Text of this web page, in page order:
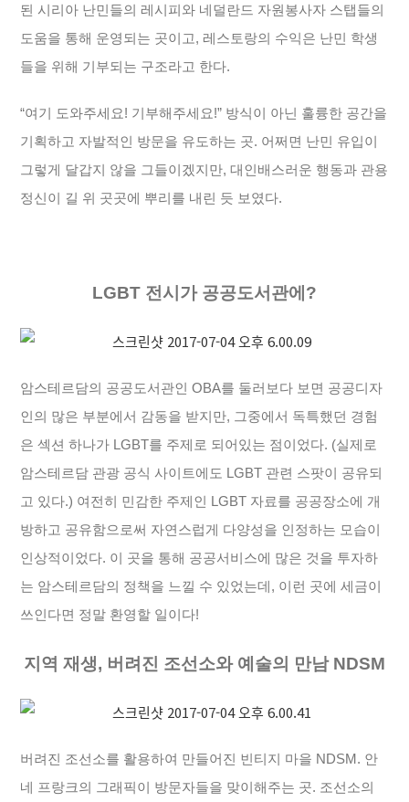
된 시리아 난민들의 레시피와 네덜란드 자원봉사자 스탭들의
도움을 통해 운영되는 곳이고, 레스토랑의 수익은 난민 학생
들을 위해 기부되는 구조라고 한다.
“여기 도와주세요! 기부해주세요!” 방식이 아닌 훌륭한 공간을
기획하고 자발적인 방문을 유도하는 곳. 어쩌면 난민 유입이
그렇게 달갑지 않을 그들이겠지만, 대인배스러운 행동과 관용
정신이 길 위 곳곳에 뿌리를 내린 듯 보였다.
LGBT 전시가 공공도서관에?
암스테르담의 공공도서관인 OBA를 둘러보다 보면 공공디자
인의 많은 부분에서 감동을 받지만, 그중에서 독특했던 경험
은 섹션 하나가 LGBT를 주제로 되어있는 점이었다. (실제로
암스테르담 관광 공식 사이트에도 LGBT 관련 스팟이 공유되
고 있다.) 여전히 민감한 주제인 LGBT 자료를 공공장소에 개
방하고 공유함으로써 자연스럽게 다양성을 인정하는 모습이
인상적이었다. 이 곳을 통해 공공서비스에 많은 것을 투자하
는 암스테르담의 정책을 느낄 수 있었는데, 이런 곳에 세금이
쓰인다면 정말 환영할 일이다!
지역 재생, 버려진 조선소와 예술의 만남 NDSM
버려진 조선소를 활용하여 만들어진 빈티지 마을 NDSM. 안
네 프랑크의 그래픽이 방문자들을 맞이해주는 곳. 조선소의